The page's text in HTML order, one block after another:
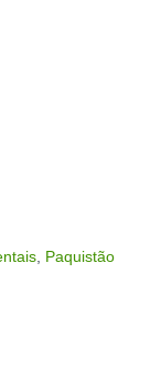
Paquistão